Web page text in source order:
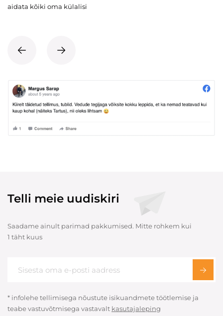
aidata kõiki oma külalisi
Telli meie uudiskiri
Saadame ainult parimad pakkumised. Mitte rohkem kui
1 täht kuus
* infolehe tellimisega nõustute isikuandmete töötlemise ja
teabe vastuvõtmisega vastavalt kasutajaleping